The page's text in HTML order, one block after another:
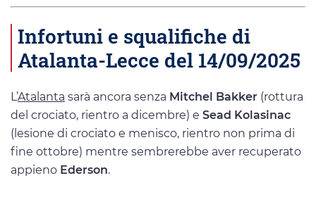
Infortuni e squalifiche di
Atalanta-Lecce del 14/09/2025
L’Atalanta sarà ancora senza Mitchel Bakker (rottura
del crociato, rientro a dicembre) e Sead Kolasinac
(lesione di crociato e menisco, rientro non prima di
fine ottobre) mentre sembrerebbe aver recuperato
appieno Ederson.